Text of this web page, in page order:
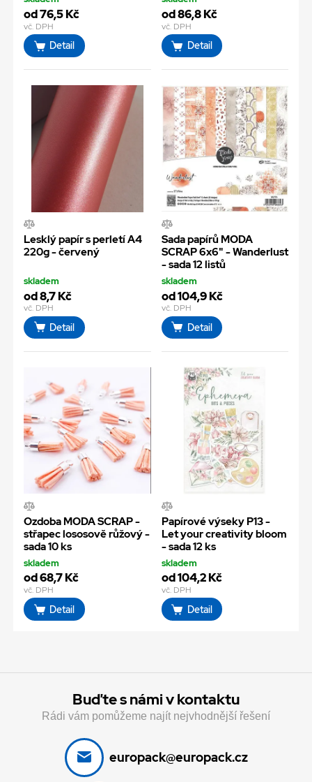
od 76,5 Kč
vč. DPH
Detail
od 86,8 Kč
vč. DPH
Detail
Lesklý papír s perletí A4
220g - červený
skladem
od 8,7 Kč
vč. DPH
Detail
Sada papírů MODA
SCRAP 6x6" - Wanderlust
- sada 12 listů
skladem
od 104,9 Kč
vč. DPH
Detail
Ozdoba MODA SCRAP -
střapec lososově růžový -
sada 10 ks
skladem
od 68,7 Kč
vč. DPH
Detail
Papírové výseky P13 -
Let your creativity bloom
- sada 12 ks
skladem
od 104,2 Kč
vč. DPH
Detail
Buďte s námi v kontaktu
Rádi vám pomůžeme najít nejvhodnější řešení
europack@europack.cz